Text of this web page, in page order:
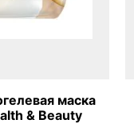
маска
& Beauty